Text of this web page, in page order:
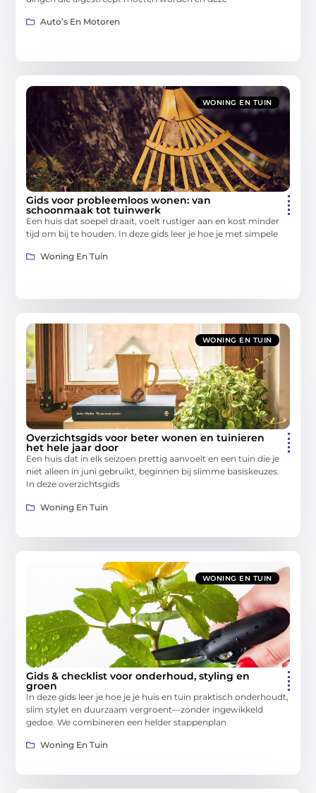
Auto’s En Motoren
WONING EN TUIN
Gids voor probleemloos wonen: van
schoonmaak tot tuinwerk
Een huis dat soepel draait, voelt rustiger aan en kost minder
tijd om bij te houden. In deze gids leer je hoe je met simpele
Woning En Tuin
WONING EN TUIN
Overzichtsgids voor beter wonen en tuinieren
het hele jaar door
Een huis dat in elk seizoen prettig aanvoelt en een tuin die je
niet alleen in juni gebruikt, beginnen bij slimme basiskeuzes.
In deze overzichtsgids
Woning En Tuin
WONING EN TUIN
Gids & checklist voor onderhoud, styling en
groen
In deze gids leer je hoe je je huis en tuin praktisch onderhoudt,
slim stylet en duurzaam vergroent—zonder ingewikkeld
gedoe. We combineren een helder stappenplan
Woning En Tuin